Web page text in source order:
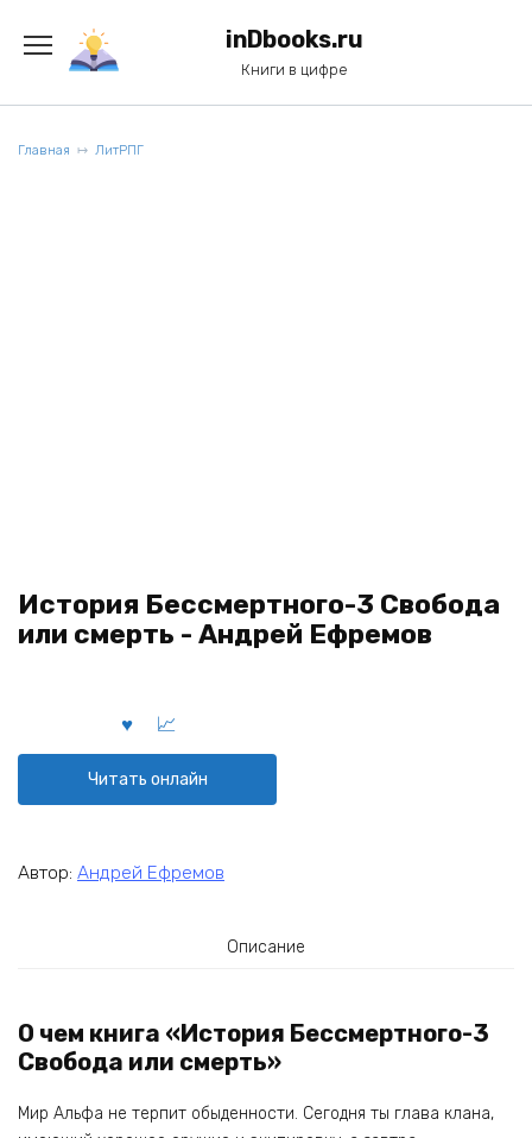
содержанию
inDbooks.ru
Книги в цифре
Главная ЛитРПГ
История Бессмертного-3 Свобода
или смерть - Андрей Ефремов
Читать онлайн
Автор: Андрей Ефремов
Описание
О чем книга «История Бессмертного-3
Свобода или смерть»
Мир Альфа не терпит обыденности. Сегодня ты глава клана,